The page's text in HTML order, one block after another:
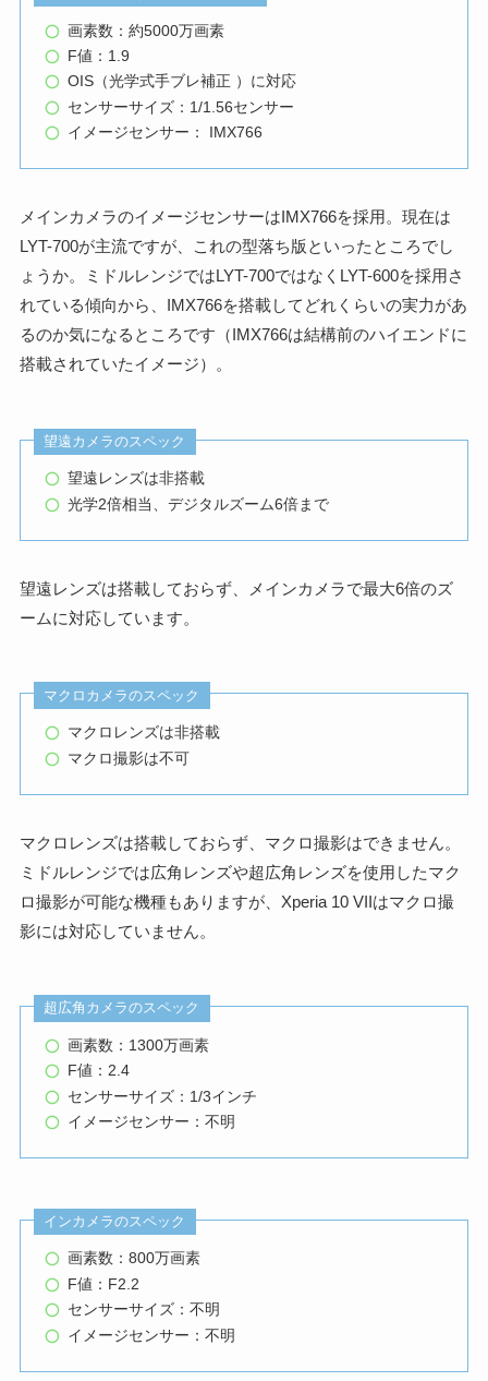
画素数：約5000万画素
F値：1.9
OIS（光学式手ブレ補正 ）に対応
センサーサイズ：1/1.56センサー
イメージセンサー： IMX766
メインカメラのイメージセンサーはIMX766を採用。現在は
LYT-700が主流ですが、これの型落ち版といったところでし
ょうか。ミドルレンジではLYT-700ではなくLYT-600を採用さ
れている傾向から、IMX766を搭載してどれくらいの実力があ
るのか気になるところです（IMX766は結構前のハイエンドに
搭載されていたイメージ）。
望遠カメラのスペック
望遠レンズは非搭載
光学2倍相当、デジタルズーム6倍まで
望遠レンズは搭載しておらず、メインカメラで最大6倍のズ
ームに対応しています。
マクロカメラのスペック
マクロレンズは非搭載
マクロ撮影は不可
マクロレンズは搭載しておらず、マクロ撮影はできません。
ミドルレンジでは広角レンズや超広角レンズを使用したマク
ロ撮影が可能な機種もありますが、Xperia 10 VIIはマクロ撮
影には対応していません。
超広角カメラのスペック
画素数：1300万画素
F値：2.4
センサーサイズ：1/3インチ
イメージセンサー：不明
インカメラのスペック
画素数：800万画素
F値：F2.2
センサーサイズ：不明
イメージセンサー：不明